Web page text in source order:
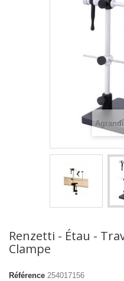
Renzetti - Étau -
Clampe
Référence 254017156